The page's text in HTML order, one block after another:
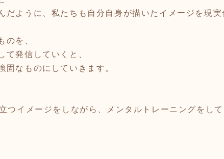
だように、私たちも自分自身が描いたイメージを現実
のを、
て発信していくと、
固なものにしていきます。
つイメージをしながら、メンタルトレーニングをして